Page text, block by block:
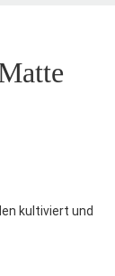
kultiviert und